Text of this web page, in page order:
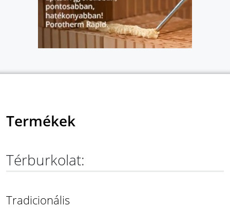
Termékek
Térburkolat:
Tradicionális